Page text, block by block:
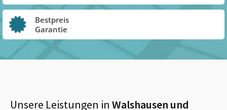
Bestpreis
Garantie
Unsere Leistungen in Walshausen und